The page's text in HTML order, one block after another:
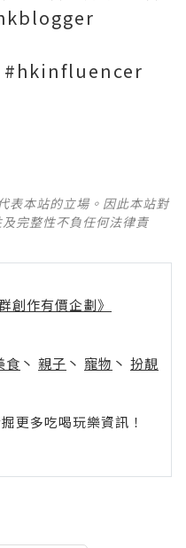
表本站的立場。因此本站對
完整性不負任何法律責
創作有價企劃》
食 丶 親子 丶 寵物 丶 扮靚
更多吃喝玩樂資訊！